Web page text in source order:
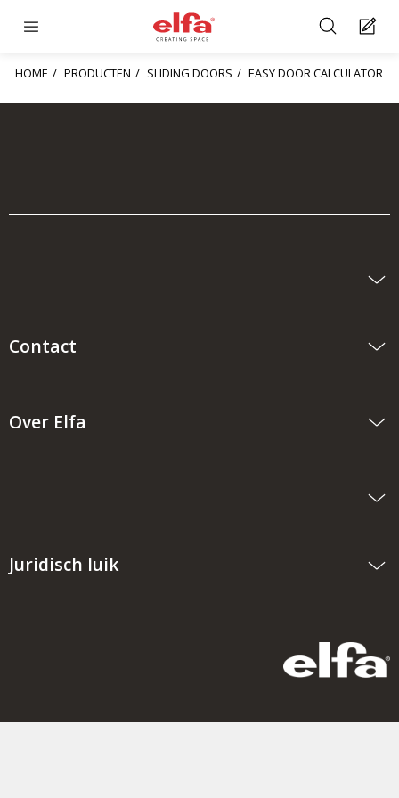
HOME PRODUCTEN SLIDING DOORS EASY DOOR CALCULATOR
Contact
Over Elfa
Juridisch luik